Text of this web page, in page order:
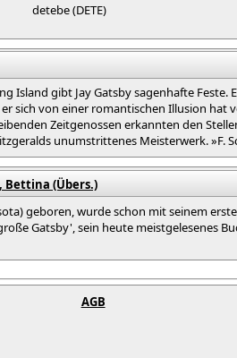
detebe (DETE)
Island gibt Jay Gatsby sagenhafte
sich von einer romantischen Illusion
Zeitgenossen erkannten den
unumstrittenes Meisterwerk. »F.
Bettina (Übers.)
geboren, wurde schon mit seinem
Gatsby', sein heute meistgelesenes
AGB